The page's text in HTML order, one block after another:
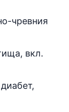
чревния
вкл.
диабет,